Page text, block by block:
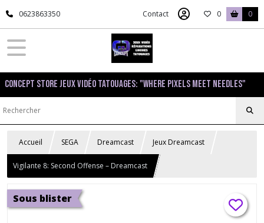
0623863350 Contact 0 0
Concept Store Jeux Vidéo Tatouages: "Where pixels meet needles"
Accueil SEGA Dreamcast Jeux Dreamcast
Vigilante 8: Second Offense – Dreamcast
Sous blister